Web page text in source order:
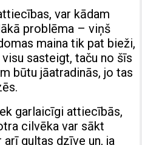
var kādam
problēma – viņš
maina tik pat bieži,
sasteigt, taču no šīs
būtu jāatradinās, jo tas
garlaicīgi attiecībās,
cilvēka var sākt
gultas dzīve un, ja